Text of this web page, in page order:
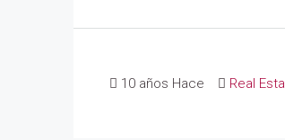
10 años Hace Real